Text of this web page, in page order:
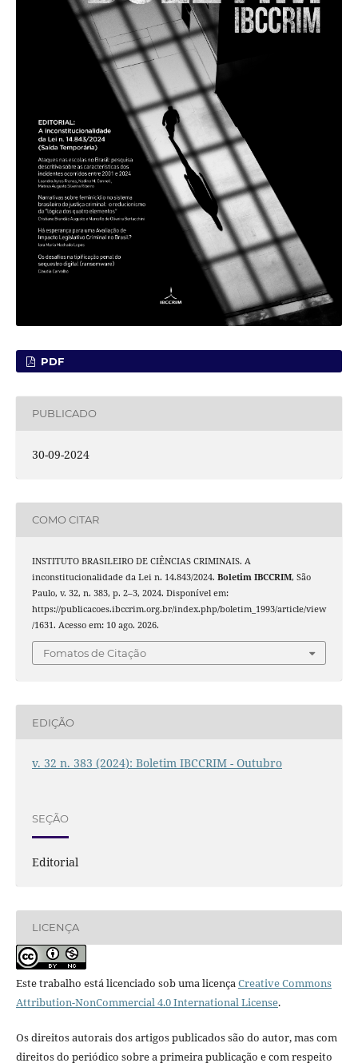
PDF
PUBLICADO
30-09-2024
COMO CITAR
INSTITUTO BRASILEIRO DE CIÊNCIAS CRIMINAIS. A
inconstitucionalidade da Lei n. 14.843/2024. Boletim IBCCRIM, São
Paulo, v. 32, n. 383, p. 2–3, 2024. Disponível em:
https://publicacoes.ibccrim.org.br/index.php/boletim_1993/article/view
/1631. Acesso em: 10 ago. 2026.
Fomatos de Citação
EDIÇÃO
v. 32 n. 383 (2024): Boletim IBCCRIM - Outubro
SEÇÃO
Editorial
LICENÇA
Este trabalho está licenciado sob uma licençaCreative Commons
Attribution-NonCommercial 4.0 International License.
Os direitos autorais dos artigos publicados são do autor, mas com
direitos do periódico sobre a primeira publicação e com respeito